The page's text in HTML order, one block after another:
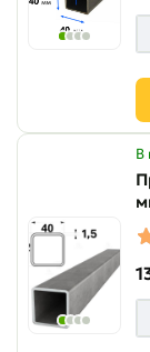
В